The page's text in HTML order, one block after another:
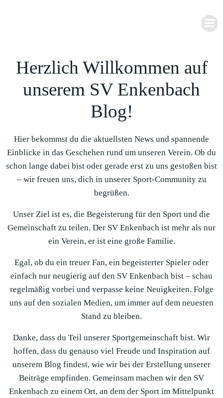
Herzlich Willkommen auf
unserem SV Enkenbach
Blog!
Hier bekommst du die aktuellsten News und spannende
Einblicke in das Geschehen rund um unseren Verein. Ob du
schon lange dabei bist oder gerade erst zu uns gestoßen bist
– wir freuen uns, dich in unserer Sport-Community zu
begrüßen.
Unser Ziel ist es, die Begeisterung für den Sport und die
Gemeinschaft zu teilen. Der SV Enkenbach ist mehr als nur
ein Verein, er ist eine große Familie.
Egal, ob du ein treuer Fan, ein begeisterter Spieler oder
einfach nur neugierig auf den SV Enkenbach bist – schau
regelmäßig vorbei und verpasse keine Neuigkeiten. Folge
uns auf den sozialen Medien, um immer auf dem neuesten
Stand zu bleiben.
Danke, dass du Teil unserer Sportgemeinschaft bist. Wir
hoffen, dass du genauso viel Freude und Inspiration auf
unserem Blog findest, wie wir bei der Erstellung unserer
Beiträge empfinden. Gemeinsam machen wir den SV
Enkenbach zu einem Ort, an dem der Sport im Mittelpunkt